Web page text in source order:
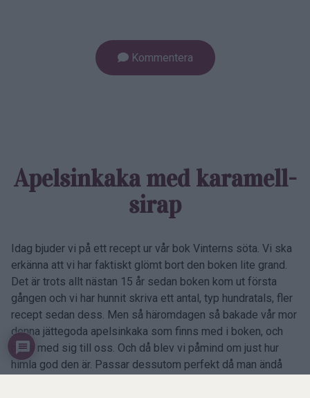
Kommentera
Apelsinkaka med karamell­
sirap
Idag bjuder vi på ett recept ur vår bok Vinterns söta. Vi ska
erkänna att vi har faktiskt glömt bort den boken lite grand.
Det är trots allt nästan 15 år sedan boken kom ut första
gången och vi har hunnit skriva ett antal, typ hundratals, fler
recept sedan dess. Men så häromdagen så bakade vår mor
denna jättegoda apelsinkaka som finns med i boken, och
hade med sig till oss. Och då blev vi påmind om just hur
himla god den är. Passar dessutom perfekt då man ändå